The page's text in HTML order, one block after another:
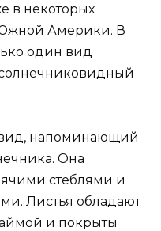
в некоторых
Америки. В
один вид
напоминающий
Она
стеблями и
Листья обладают
и покрыты